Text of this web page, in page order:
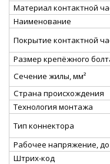
Материал контактной
Наименование
Покрытие контактной
Размер крепёжного
Сечение жилы, мм²
Страна происхождения
Технология монтажа
Тип коннектора
Рабочее напряжение, до
Штрих-код